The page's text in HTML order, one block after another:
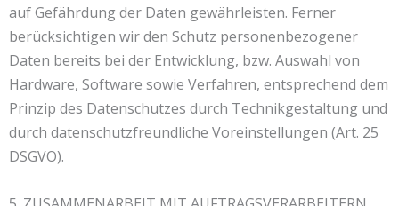
auf Gefährdung der Daten gewährleisten. Ferner
berücksichtigen wir den Schutz personenbezogener
Daten bereits bei der Entwicklung, bzw. Auswahl von
Hardware, Software sowie Verfahren, entsprechend dem
Prinzip des Datenschutzes durch Technikgestaltung und
durch datenschutzfreundliche Voreinstellungen (Art. 25
DSGVO).